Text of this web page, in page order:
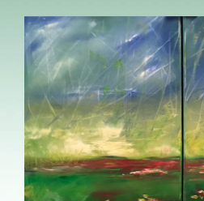
View
Larger
Image